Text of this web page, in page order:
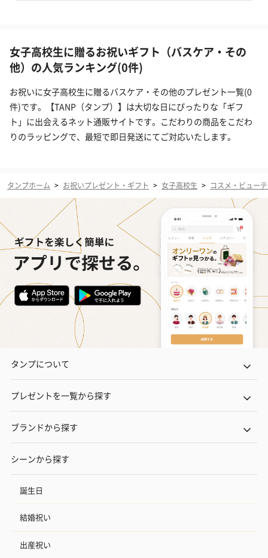
女子高校生に贈るお祝いギフト（バスケア・その
他）の人気ランキング(0件)
お祝いに女子高校生に贈るバスケア・その他のプレゼント一覧(0
件)です。【TANP（タンプ）】は大切な日にぴったりな「ギフ
ト」に出会えるネット通販サイトです。こだわりの商品をこだわ
りのラッピングで、最短で即日発送にてご対応いたします。
タンプホーム > お祝いプレゼント・ギフト > 女子高校生 > コスメ・ビュー
タンプについて
プレゼントを一覧から探す
ブランドから探す
シーンから探す
誕生日
結婚祝い
出産祝い